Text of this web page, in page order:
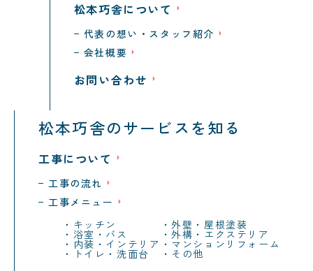
松本巧舎について
代表の想い・スタッフ紹介
会社概要
お問い合わせ
松本巧舎のサービスを知る
工事について
工事の流れ
工事メニュー
キッチン
外壁・屋根塗装
浴室・バス 外構・エクステリア
内装・インテリア マンションリフォーム
トイレ・洗面台 その他